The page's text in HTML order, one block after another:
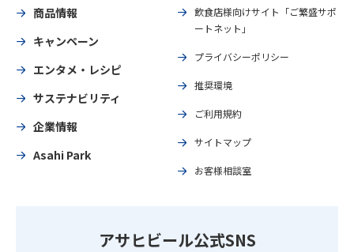
商品情報
キャンペーン
エンタメ・レシピ
サステナビリティ
企業情報
Asahi Park
飲食店様向けサイト「ご繁盛サポ
ートネット」
プライバシーポリシー
推奨環境
ご利用規約
サイトマップ
お客様相談室
アサヒビール公式SNS